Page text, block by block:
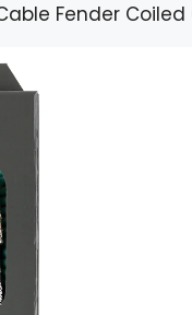
Fender